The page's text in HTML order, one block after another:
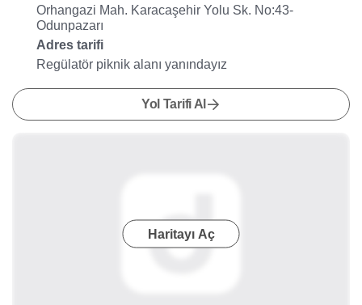
Orhangazi Mah. Karacaşehir Yolu Sk. No:43-
Odunpazarı
Adres tarifi
Regülatör piknik alanı yanındayız
Yol Tarifi Al
Haritayı Aç